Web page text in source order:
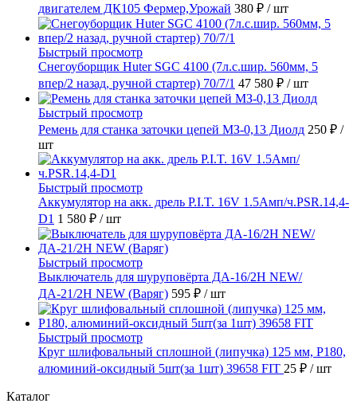
двигателем ДК105 Фермер,Урожай 380 ₽ / шт
Быстрый просмотр
Снегоуборщик Huter SGC 4100 (7л.с.шир. 560мм, 5
впер/2 назад, ручной стартер) 70/7/1 47 580 ₽ / шт
Быстрый просмотр
Ремень для станка заточки цепей МЗ-0,13 Диолд 250 ₽ /
шт
Быстрый просмотр
Аккумулятор на акк. дрель P.I.T. 16V 1.5Амп/ч.PSR.14,4-
D1 1 580 ₽ / шт
Быстрый просмотр
Выключатель для шуруповёрта ДА-16/2Н NEW/
ДА-21/2Н NEW (Варяг) 595 ₽ / шт
Быстрый просмотр
Круг шлифовальный сплошной (липучка) 125 мм, Р180,
алюминий-оксидный 5шт(за 1шт) 39658 FIT 25 ₽ / шт
Каталог